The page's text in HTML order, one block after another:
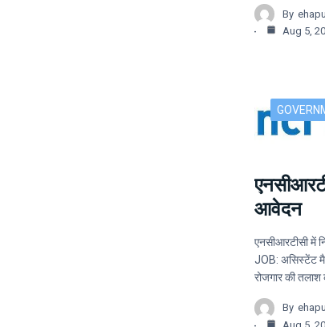
By
Aug 5,
आवेदन
एनसीआरटीसी में
JOB: असिस्टेंट
रोजगार की तलाश
By